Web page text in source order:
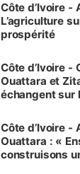
Côte d’Ivoire -
L’agriculture
prospérité
Côte d’Ivoire -
Ouattara et
échangent sur
enfants
Côte d’Ivoire -
Ouattara : «
construisons